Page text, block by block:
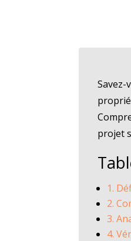
Savez-
projet
1.
2.
3.
4.